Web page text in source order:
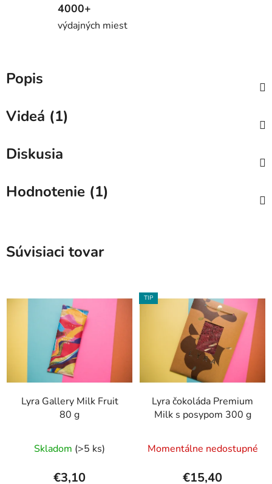
4000+
výdajných miest
Popis
Videá (1)
Diskusia
Hodnotenie (1)
Súvisiaci tovar
Lyra Gallery Milk Fruit
80 g
Skladom (>5 ks)
€3,10
TIP
Lyra čokoláda Premium
Milk s posypom 300 g
Momentálne nedostupné
€15,40